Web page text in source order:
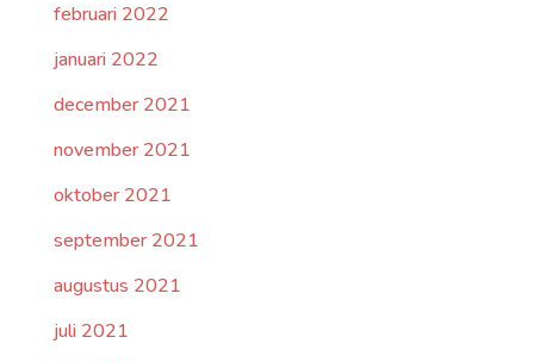
februari 2022
januari 2022
december 2021
november 2021
oktober 2021
september 2021
augustus 2021
juli 2021